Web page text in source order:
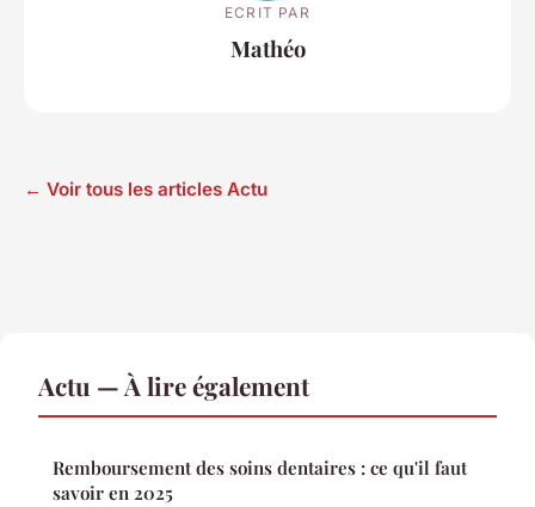
ECRIT PAR
Mathéo
← Voir tous les articles Actu
Actu — À lire également
Remboursement des soins dentaires : ce qu'il faut
savoir en 2025